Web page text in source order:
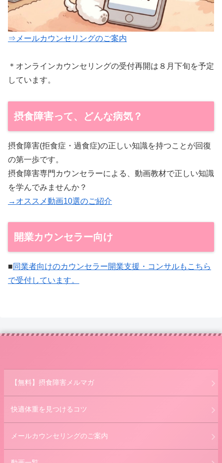
⇒メールカウンセリングのご案内
＊オンラインカウンセリングの受付再開は８月下旬を予定
しています。
摂食障害って、どんな病気？
摂食障害(拒食症・過食症)の正しい知識を持つことが回復
の第一歩です。
摂食障害専門カウンセラーによる、動画教材で正しい知識
を学んでみませんか？
→オススメ動画10選のご紹介
開業カウンセラー向け
■同業者向けのカウンセラー開業支援・コンサルもこちら
で受付しています。
【無料】摂食障害メルマガ
快適体重を見つけるコツ
メールカウンセリングのご案内